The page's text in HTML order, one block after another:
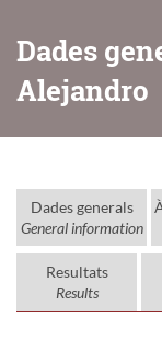
Dades
Alejandro
Dades generals
General information
Resultats
Results